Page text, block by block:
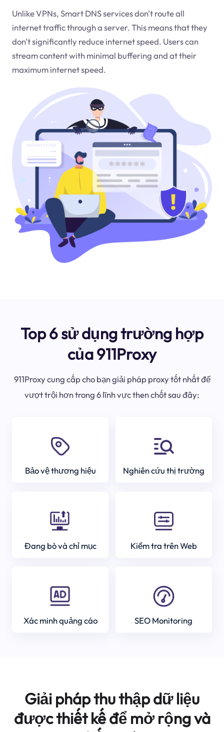
Unlike VPNs, Smart DNS services don't route all
internet traffic through a server. This means that they
don't significantly reduce internet speed. Users can
stream content with minimal buffering and at their
maximum internet speed.
Top 6 sử dụng trường hợp
của 911Proxy
911Proxy cung cấp cho bạn giải pháp proxy tốt nhất để
vượt trội hơn trong 6 lĩnh vực then chốt sau đây:
Bảo vệ thương hiệu Nghiên cứu thị trường
Đang bò và chỉ mục Kiểm tra trên Web
Xác minh quảng cáo SEO Monitoring
Giải pháp thu thập dữ liệu
được thiết kế để mở rộng và